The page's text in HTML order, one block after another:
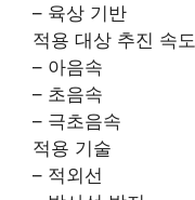
– 육상 기반
적용 대상 추진 속도
– 아음속
– 초음속
– 극초음속
적용 기술
– 적외선